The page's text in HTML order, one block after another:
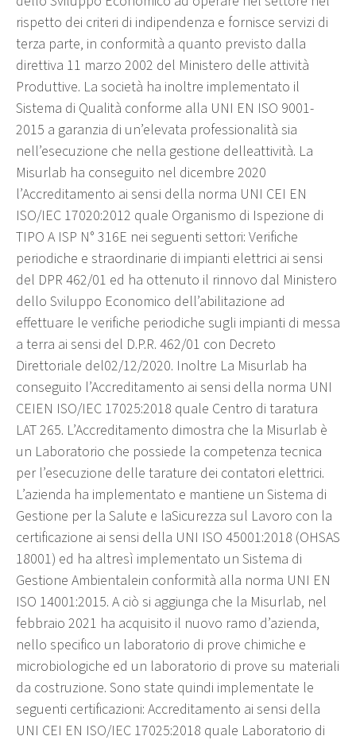
rispetto dei criteri di indipendenza e fornisce servizi di
terza parte, in conformità a quanto previsto dalla
direttiva 11 marzo 2002 del Ministero delle attività
Produttive. La società ha inoltre implementato il
Sistema di Qualità conforme alla UNI EN ISO 9001-
2015 a garanzia di un’elevata professionalità sia
nell’esecuzione che nella gestione delleattività. La
Misurlab ha conseguito nel dicembre 2020
l’Accreditamento ai sensi della norma UNI CEI EN
ISO/IEC 17020:2012 quale Organismo di Ispezione di
TIPO A ISP N° 316E nei seguenti settori: Verifiche
periodiche e straordinarie di impianti elettrici ai sensi
del DPR 462/01 ed ha ottenuto il rinnovo dal Ministero
dello Sviluppo Economico dell’abilitazione ad
effettuare le verifiche periodiche sugli impianti di messa
a terra ai sensi del D.P.R. 462/01 con Decreto
Direttoriale del02/12/2020. Inoltre La Misurlab ha
conseguito l’Accreditamento ai sensi della norma UNI
CEIEN ISO/IEC 17025:2018 quale Centro di taratura
LAT 265. L’Accreditamento dimostra che la Misurlab è
un Laboratorio che possiede la competenza tecnica
per l’esecuzione delle tarature dei contatori elettrici.
L’azienda ha implementato e mantiene un Sistema di
Gestione per la Salute e laSicurezza sul Lavoro con la
certificazione ai sensi della UNI ISO 45001:2018 (OHSAS
18001) ed ha altresì implementato un Sistema di
Gestione Ambientalein conformità alla norma UNI EN
ISO 14001:2015. A ciò si aggiunga che la Misurlab, nel
febbraio 2021 ha acquisito il nuovo ramo d’azienda,
nello specifico un laboratorio di prove chimiche e
microbiologiche ed un laboratorio di prove su materiali
da costruzione. Sono state quindi implementate le
seguenti certificazioni: Accreditamento ai sensi della
UNI CEI EN ISO/IEC 17025:2018 quale Laboratorio di